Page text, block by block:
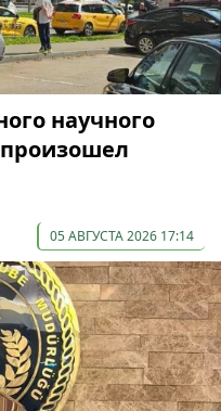
научного
05 АВГУСТА 2026 17:14